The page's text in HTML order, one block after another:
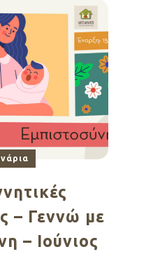
– Γεννώ με
– Ιούνιος